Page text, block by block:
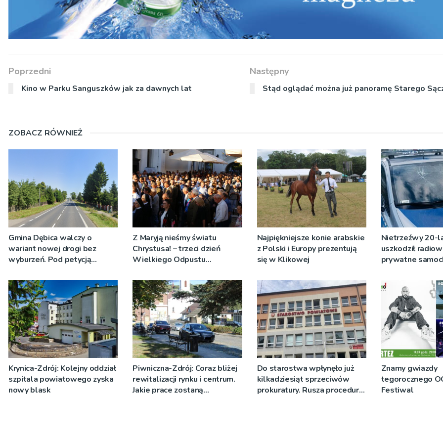
Poprzedni
Kino w Parku Sanguszków jak za dawnych lat
Następny
Stąd oglądać można już panoramę Starego
ZOBACZ RÓWNIEŻ
Gmina Dębica walczy o
wariant nowej drogi bez
wyburzeń. Pod petycją
osób
Z Maryją nieśmy światu
Chrystusa! – trzeci dzień
Wielkiego Odpustu
Najpiękniejsze konie arabskie
z Polski i Europy prezentują
się w Klikowej
Nietrzeźwy 20-
uszkodził
prywatne
Krynica-Zdrój: Kolejny oddział
szpitala powiatowego zyska
nowy blask
Piwniczna-Zdrój: Coraz bliżej
rewitalizacji rynku i centrum.
Jakie prace zostaną
Do starostwa wpłynęło już
kilkadziesiąt sprzeciwów
prokuratury. Rusza procedura
Znamy gwiazdy
tegorocznego
Festiwal